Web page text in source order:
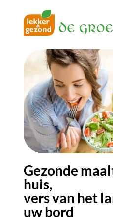
Gezonde
huis,
vers van het
uw bord